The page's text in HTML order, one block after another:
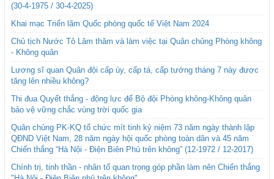
(30-4-1975 / 30-4-2025)
Khai mạc Triển lãm Quốc phòng quốc tế Việt Nam 2024
Chủ tịch Nước Tô Lâm thăm và làm việc tại Quân chủng Phòng không
- Không quân
Lương sĩ quan Quân đội cấp úy, cấp tá, cấp tướng tháng 7 này được
tăng lên nhiều không?
Thi đua Quyết thắng - động lực để Bộ đội Phòng không-Không quân
bảo vệ vững chắc vùng trời quốc gia
Quân chủng PK-KQ tổ chức mít tinh kỷ niệm 73 năm ngày thành lập
QĐND Việt Nam, 28 năm ngày hội quốc phòng toàn dân và 45 năm
Chiến thắng “Hà Nội - Điện Biên Phủ trên không” (12-1972 / 12-2017)
Chính trị, tinh thần - nhân tố quan trọng góp phần làm nên Chiến thắng